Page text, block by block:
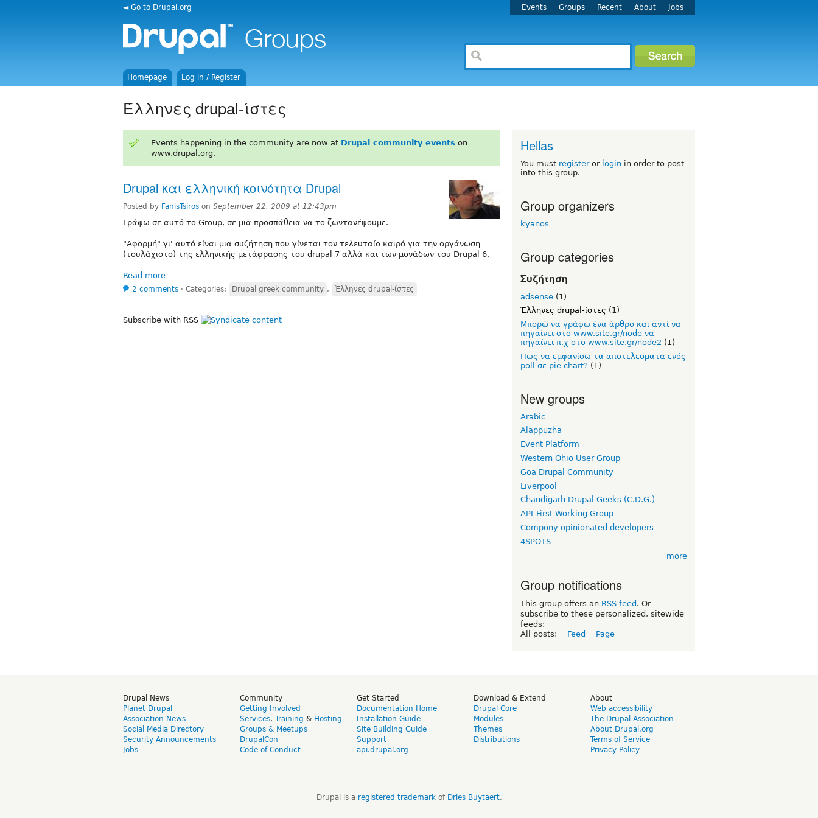
◄ Go to Drupal.org Events Groups Recent About Jobs
Homepage Log in / Register
Έλληνες drupal-ίστες
Events happening in the community are now at Drupal community events on
www.drupal.org.
Drupal και ελληνική κοινότητα Drupal
Posted by FanisTsiros on September 22, 2009 at 12:43pm
Γράφω σε αυτό το Group, σε μια προσπάθεια να το ζωντανέψουμε.
"Αφορμή" γι' αυτό είναι μια συζήτηση που γίνεται τον τελευταίο καιρό για την οργάνωση
(τουλάχιστο) της ελληνικής μετάφρασης του drupal 7 αλλά και των μονάδων του Drupal 6.
Read more
2 comments ⋅ Categories: Drupal greek community , Έλληνες drupal-ίστες
Subscribe with RSS
Hellas
You must registeror login in order to post
into this group.
Group organizers
kyanos
Group categories
Συζήτηση
adsense (1)
Έλληνες drupal-ίστες (1)
Μπορώ να γράφω ένα άρθρο και αντί να
πηγαίνει στο www.site.gr/node να
πηγαίνει π.χ στο www.site.gr/node2 (1)
Πως να εμφανίσω τα αποτελεσματα ενός
poll σε pie chart? (1)
New groups
Arabic
Alappuzha
Event Platform
Western Ohio User Group
Goa Drupal Community
Liverpool
Chandigarh Drupal Geeks (C.D.G.)
API-First Working Group
Compony opinionated developers
4SPOTS
more
Group notifications
This group offers an RSS feed . Or
subscribe to these personalized, sitewide
feeds:
All posts:
Feed Page
Drupal News
Planet Drupal
Association News
Social Media Directory
Security Announcements
Jobs
Community
Getting Involved
Services, Training & Hosting
Groups & Meetups
DrupalCon
Code of Conduct
Get Started
Documentation Home
Installation Guide
Site Building Guide
Support
api.drupal.org
Download & Extend
Drupal Core
Modules
Themes
Distributions
About
Web accessibility
The Drupal Association
About Drupal.org
Terms of Service
Privacy Policy
Drupal is a registered trademarkof Dries Buytaert.